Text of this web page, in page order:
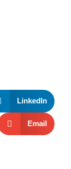
LinkedIn
Email